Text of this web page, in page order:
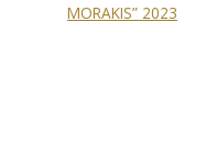
MORAKIS” 2023